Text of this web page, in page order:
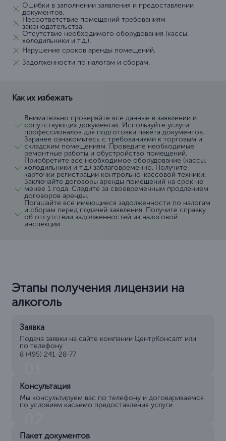
Ошибки в заполнении заявления и предоставлении
документов.
Несоответствие помещений требованиям
законодательства.
Отсутствие необходимого оборудования (кассы,
холодильники и т.д.).
Нарушение сроков аренды помещений.
Задолженности по налогам и сборам.
Как их избежать
Внимательно проверяйте все данные в заявлении и
сопутствующих документах. Используйте услуги
профессионалов для подготовки пакета документов.
Заранее ознакомьтесь с требованиями к торговым и
складским помещениям. Проведите необходимые
ремонтные работы и обустройство помещений.
Приобретите все необходимое оборудование (кассы,
холодильники и т.д.) заблаговременно. Получите
карточки регистрации контрольно-кассовой техники.
Заключайте договоры аренды помещений на срок не
менее 1 года. Следите за своевременным продлением
договоров аренды.
Погашайте все имеющиеся задолженности по налогам
и сборам перед подачей заявления. Получите справку
об отсутствии задолженностей из налоговой
инспекции.
Этапы получения лицензии на
алкоголь
Заявка
Подача заявки на сайте компании ЦентрКонсалт или
по телефону
8 (495) 241-28-77
Консультация
Мы консультируем вас по телефону и договариваемся
по условиям касаемо предоставления услуги
Пакет документов